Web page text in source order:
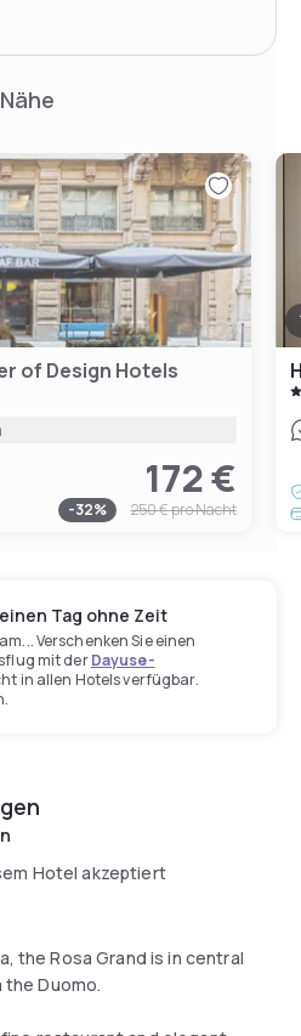
of Design Hotels
172 €
-32% 250 €pro Nacht
Tag ohne Zeit
Verschenken Sie einen
mit derDayuse-
in allen Hotels verfügbar.
Hotel akzeptiert
the Rosa Grand is in central
the Duomo.